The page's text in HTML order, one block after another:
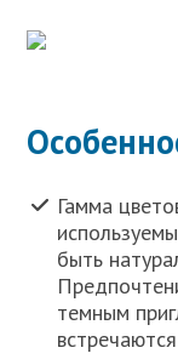
Гамма
быть
темным